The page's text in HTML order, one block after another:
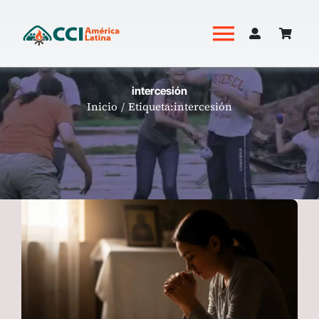
contenido
Toggle
Academia
Productos
Revista Hoguera
intercesión
Inicio Etiqueta:intercesión